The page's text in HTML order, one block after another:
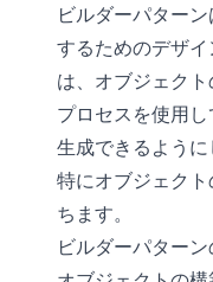
ビルダーパター
するためのデザ
は、オブジェク
プロセスを使用
生成できるように
特にオブジェク
ちます。
ビルダーパター